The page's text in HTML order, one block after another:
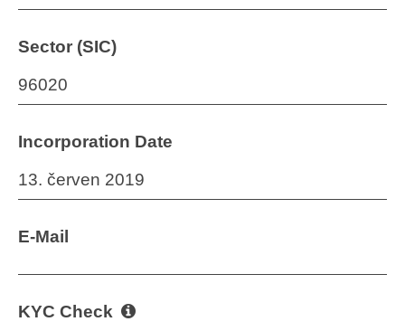
Sector (SIC)
96020
Incorporation Date
13. červen 2019
E-Mail
KYC Check